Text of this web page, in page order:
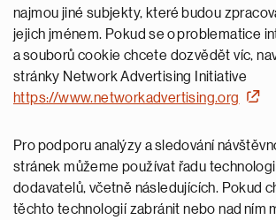
najmou jiné subjekty, které budou
jejich jménem. Pokud se o problematice
a souborů cookie chcete dozvědět víc,
stránky Network Advertising Initiative
https://www.networkadvertising.org
Pro podporu analýzy a sledování
stránek můžeme používat řadu
dodavatelů, včetně následujících. Pokud
těchto technologií zabránit nebo nad ním